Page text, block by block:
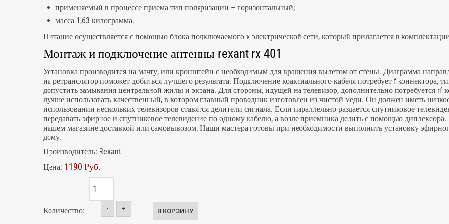
применяемый в процессе приема тип поляризации – горизонтальный;
масса 1,63 килограмма.
Питание осуществляется с помощью блока подключаемого к электрической сети, который прилагается в
Монтаж и подключение антенны rexant rx 401
Установка производится на мачту, или кронштейн с необходимым для вращения вылетом от стены. Диаграмма
на ретранслятор поможет добиться лучшего результата. Подключение коаксиального кабеля потребует f коннектора,
допустить замыкания центральной жилы и экрана. Для стороны, идущей на телевизор, дополнительно потребуется
лучше использовать качественный, в котором главный проводник изготовлен из чистой меди. Он должен иметь
использовании нескольких телевизоров ставятся делители сигнала. Если параллельно раздается спутниковое
передавать эфирное и спутниковое телевидение по одному кабелю, а возле приемника делить с помощью
нашем магазине доставкой или самовывозом. Наши мастера готовы при необходимости выполнить установку
дому.
Производитель: Rexant
Цена: 1190 Руб.
Количество: - +